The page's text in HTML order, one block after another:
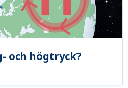
och högtryck?